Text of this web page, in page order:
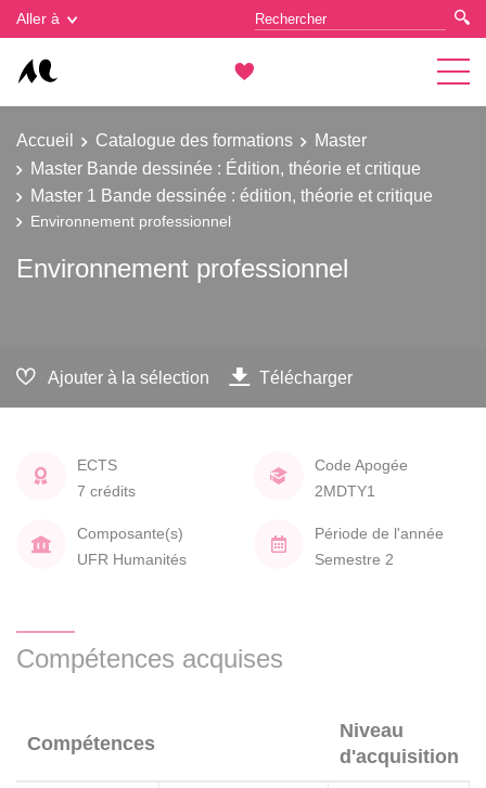
Aller à
Accueil Catalogue des formations
Master
Master Bande dessinée : Édition, théorie et critique
Master 1 Bande dessinée : édition, théorie et critique
Environnement professionnel
Environnement professionnel
Ajouter à la sélection Télécharger
ECTS
7 crédits
Code Apogée
2MDTY1
Composante(s)
UFR Humanités
Période de l'année
Semestre 2
Compétences acquises
Compétences
Niveau
d'acquisition
Gestion des cookies